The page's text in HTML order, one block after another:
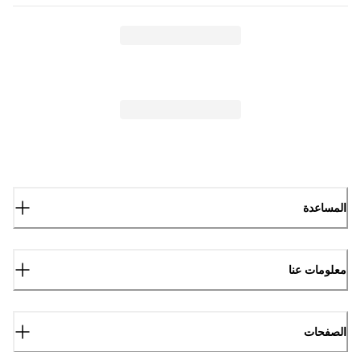
المساعدة
معلومات عنا
الصفحات